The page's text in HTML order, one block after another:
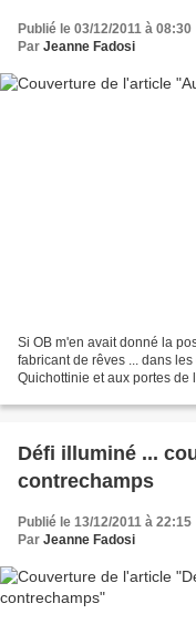
Publié le 03/12/2011 à 08:30
Par Jeanne Fadosi
Si OB m'en avait donné la
fabricant de rêves ... dans
Quichottinie et aux portes
Défi illuminé ...
contrechamps
Publié le 13/12/2011 à 22:15
Par Jeanne Fadosi